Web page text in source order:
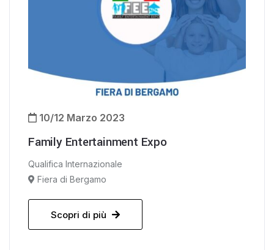
10/12 Marzo 2023
Family Entertainment Expo
Qualifica Internazionale
Fiera di Bergamo
Scopri di più